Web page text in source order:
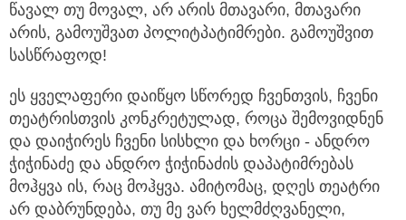
წავალ თუ მოვალ, არ არის მთავარი, მთავარი
არის, გამოუშვათ პოლიტპატიმრები. გამოუშვით
სასწრაფოდ!
ეს ყველაფერი დაიწყო სწორედ ჩვენთვის, ჩვენი
თეატრისთვის კონკრეტულად, როცა შემოვიდნენ
და დაიჭირეს ჩვენი სისხლი და ხორცი - ანდრო
ჭიჭინაძე და ანდრო ჭიჭინაძის დაპატიმრებას
მოჰყვა ის, რაც მოჰყვა. ამიტომაც, დღეს თეატრი
არ დაბრუნდება, თუ მე ვარ ხელმძღვანელი,